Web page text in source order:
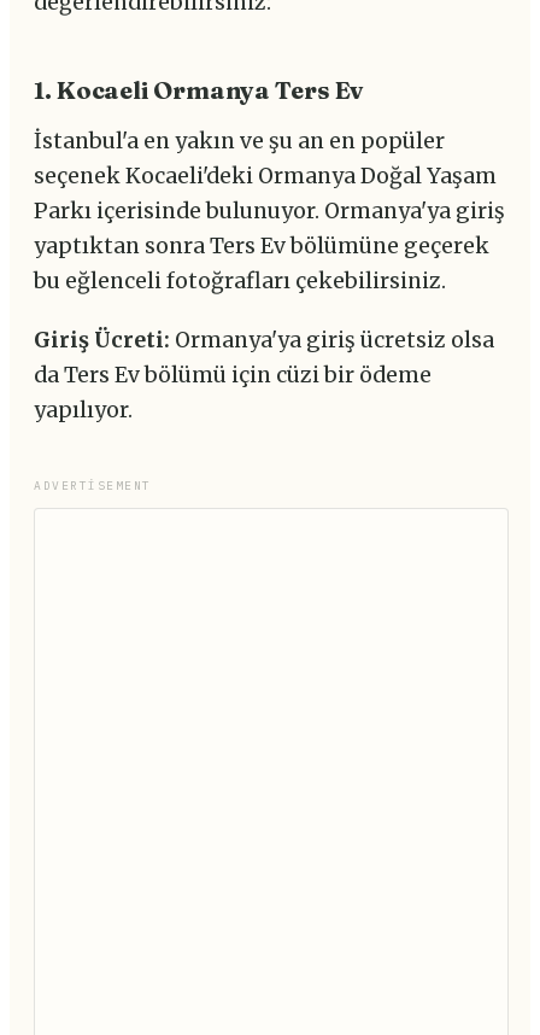
1. Kocaeli Ormanya Ters Ev
İstanbul'a en yakın ve şu an en popüler
seçenek Kocaeli'deki Ormanya Doğal Yaşam
Parkı içerisinde bulunuyor. Ormanya'ya giriş
yaptıktan sonra Ters Ev bölümüne geçerek
bu eğlenceli fotoğrafları çekebilirsiniz.
Giriş Ücreti: Ormanya'ya giriş ücretsiz olsa
da Ters Ev bölümü için cüzi bir ödeme
yapılıyor.
ADVERTISEMENT